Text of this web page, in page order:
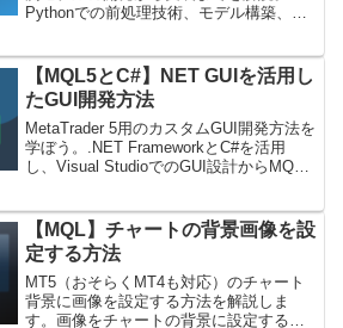
Pythonでの前処理技術、モデル構築、
開発者向けの実践的ガイド。
【MQL5とC#】NET GUIを活用し
たGUI開発方法
MetaTrader 5用のカスタムGUI開発方法を
学ぼう。.NET FrameworkとC#を活用
し、Visual StudioでのGUI設計からMQL
イド。
【MQL】チャートの背景画像を設
定する方法
MT5（おそらくMT4も対応）のチャート
背景に画像を設定する方法を解説しま
す。画像をチャートの背景に設定する際